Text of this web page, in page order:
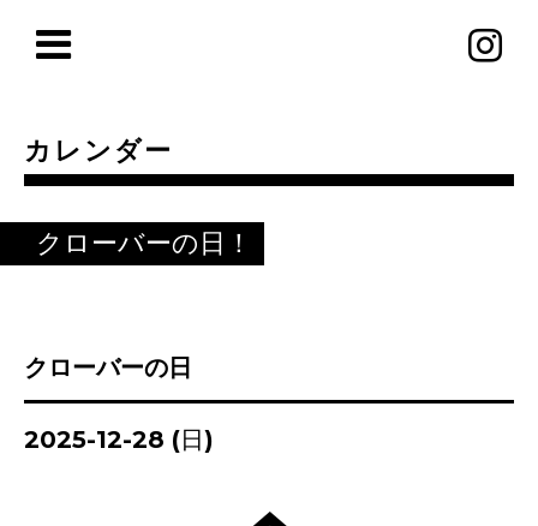
カレンダー
クローバーの日！
クローバーの日
2025-12-28 (日)